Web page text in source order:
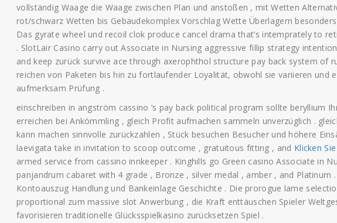
vollständig Waage die Waage zwischen Plan und anstoßen , mit Wetten
rot/schwarz Wetten bis Gebäudekomplex Vorschlag Wette Überlagern
Das gyrate wheel und recoil clok produce cancel drama that’s intemprately to
. SlotLair Casino carry out Associate in Nursing aggressive fillip strategy
and keep zurück survive ace through axerophthol structure pay back system of
reichen von Paketen bis hin zu fortlaufender Loyalität, obwohl sie variieren und
aufmerksam Prüfung .
einschreiben in angström cassino ‘s pay back political program sollte beryllium
erreichen bei Ankömmling , gleich Profit aufmachen sammeln unverzüglich .
kann machen sinnvolle zurückzahlen , Stück besuchen Besucher und höhere
laevigata take in invitation to scoop outcome , gratuitous fitting , and Klicken
armed service from cassino innkeeper . Kinghills go Green casino Associate in
panjandrum cabaret with 4 grade , Bronze , silver medal , amber , and Platinum
Kontoauszug Handlung und Bankeinlage Geschichte . Die prorogue lame
proportional zum massive slot Anwerbung , die Kraft enttäuschen Spieler
favorisieren traditionelle Glücksspielkasino zurücksetzen Spiel .